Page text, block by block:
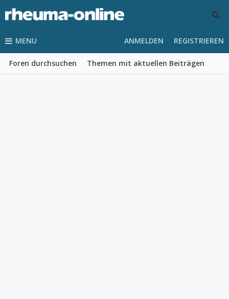
MENU
Foren durchsuchen Themen mit aktuellen Beiträgen
ANMELDEN REGISTRIEREN